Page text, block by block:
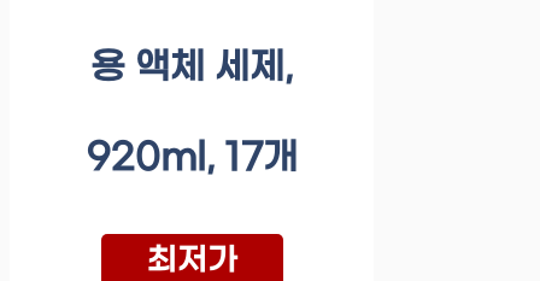
용 액체 세제,
920ml, 17개
최저가